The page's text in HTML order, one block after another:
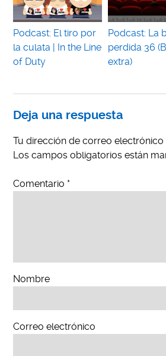
Podcast: El tiro por
la culata | In the Line
of Duty
Podcast: La
perdida 36
extra)
Deja una respuesta
Tu dirección de correo electrónico
Los campos obligatorios están
Comentario *
Nombre
Correo electrónico